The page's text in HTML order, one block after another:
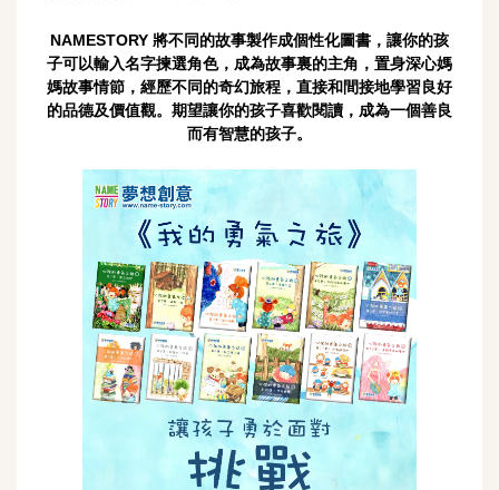
NAMESTORY 將不同的故事製作成個性化圖書，讓你的孩
子可以輸入名字揀選角色，成為故事裏的主角，置身深心媽
媽故事情節，經歷不同的奇幻旅程，直接和間接地學習良好
的品德及價值觀。期望讓你的孩子喜歡閱讀，成為一個善良
而有智慧的孩子。